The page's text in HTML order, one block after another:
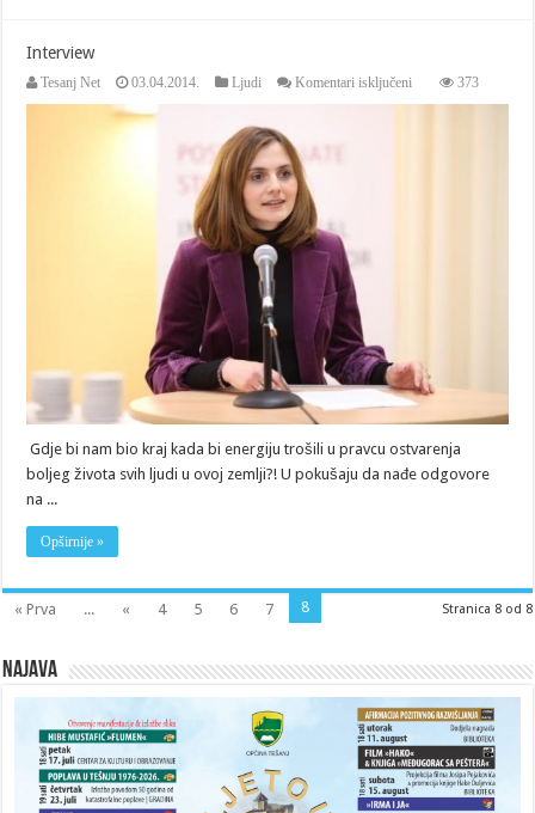
Interview
Tesanj Net 03.04.2014. Ljudi Komentari isključeni 373
Gdje bi nam bio kraj kada bi energiju trošili u pravcu ostvarenja
boljeg života svih ljudi u ovoj zemlji?! U pokušaju da nađe odgovore
na ...
Opširnije »
Stranica 8 od 8
« Prva ... « 4 5 6 7 8
Najava